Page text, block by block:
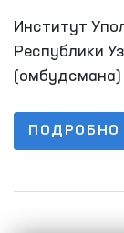
правовому
Институт
Республики
(омбудсмана)
ПОДРОБНО